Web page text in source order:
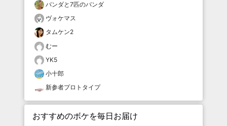
パンダと7匹のパンダ
ヴォケマス
タムケン2
むー
YK5
小十郎
新参者プロトタイプ
おすすめのボケを毎日お届け